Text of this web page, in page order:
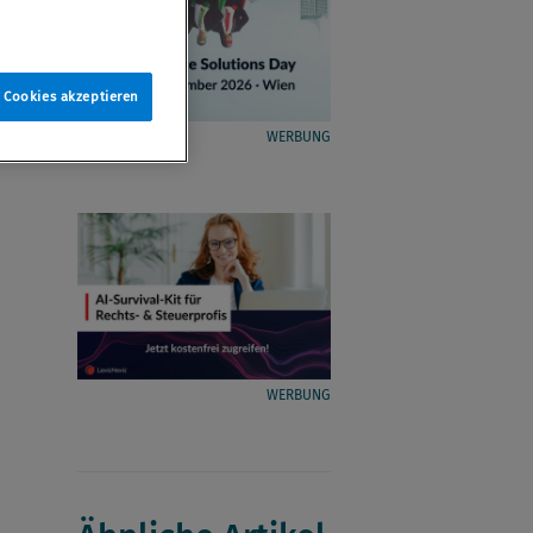
WERBUNG
WERBUNG
Cookies akzeptieren